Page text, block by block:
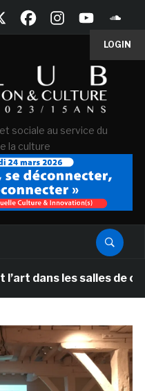
LOGIN
sociale au service du
la culture
les salles de classe des